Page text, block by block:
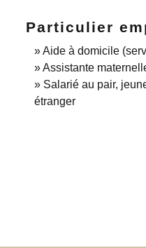
Particulier
Aide à domicile
Assistante
Salarié au pair,
étranger